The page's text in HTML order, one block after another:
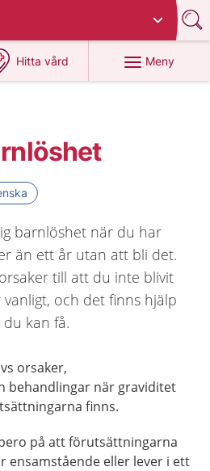
Hitta vård
på 1177.se
Meny
barnlöshet när du har
än ett år utan att bli det.
till att du inte blivit
och det finns hjälp
kan få.
orsaker,
behandlingar när graviditet
finns.
på att förutsättningarna
ensamstående eller lever i ett